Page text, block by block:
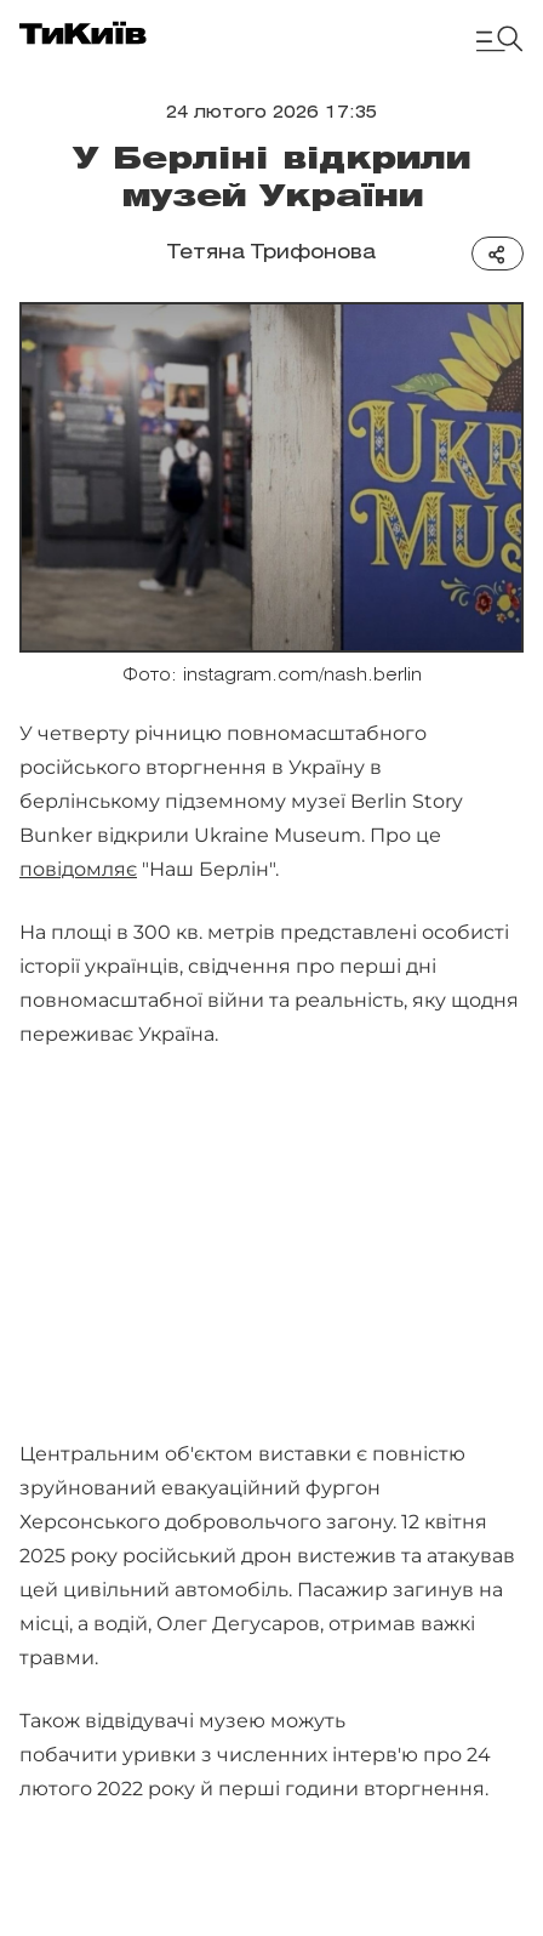
24 лютого 2026 17:35
У Берліні відкрили
музей України
Тетяна Трифонова
Фото: instagram.com/nash.berlin
У четверту річницю повномасштабного
російського вторгнення в Україну в
берлінському підземному музеї Berlin Story
Bunker відкрили Ukraine Museum. Про це
повідомляє "Наш Берлін".
На площі в 300 кв. метрів представлені особисті
історії українців, свідчення про перші дні
повномасштабної війни та реальність, яку щодня
переживає Україна.
Центральним об'єктом виставки є повністю
зруйнований евакуаційний фургон
Херсонського добровольчого загону. 12 квітня
2025 року російський дрон вистежив та атакував
цей цивільний автомобіль. Пасажир загинув на
місці, а водій, Олег Дегусаров, отримав важкі
травми.
Також відвідувачі музею можуть
побачити уривки з численних інтерв'ю про 24
лютого 2022 року й перші години вторгнення.